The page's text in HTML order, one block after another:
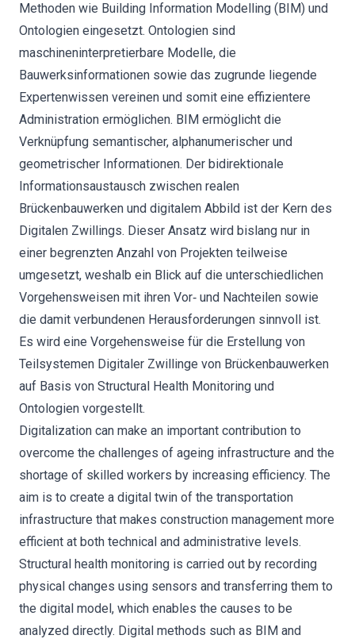
Methoden wie Building Information Modelling (BIM) und
Ontologien eingesetzt. Ontologien sind
maschineninterpretierbare Modelle, die
Bauwerksinformationen sowie das zugrunde liegende
Expertenwissen vereinen und somit eine effizientere
Administration ermöglichen. BIM ermöglicht die
Verknüpfung semantischer, alphanumerischer und
geometrischer Informationen. Der bidirektionale
Informationsaustausch zwischen realen
Brückenbauwerken und digitalem Abbild ist der Kern des
Digitalen Zwillings. Dieser Ansatz wird bislang nur in
einer begrenzten Anzahl von Projekten teilweise
umgesetzt, weshalb ein Blick auf die unterschiedlichen
Vorgehensweisen mit ihren Vor‐ und Nachteilen sowie
die damit verbundenen Herausforderungen sinnvoll ist.
Es wird eine Vorgehensweise für die Erstellung von
Teilsystemen Digitaler Zwillinge von Brückenbauwerken
auf Basis von Structural Health Monitoring und
Ontologien vorgestellt.
Digitalization can make an important contribution to
overcome the challenges of ageing infrastructure and the
shortage of skilled workers by increasing efficiency. The
aim is to create a digital twin of the transportation
infrastructure that makes construction management more
efficient at both technical and administrative levels.
Structural health monitoring is carried out by recording
physical changes using sensors and transferring them to
the digital model, which enables the causes to be
analyzed directly. Digital methods such as BIM and